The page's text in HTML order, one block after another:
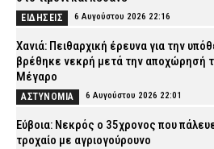
ΕΙΔΗΣΕΙΣ 6 Αυγούστου 2026 22:16
Χανιά: Πειθαρχική έρευνα για την
βρέθηκε νεκρή μετά την αποχώρησή
Μέγαρο
ΑΣΤΥΝΟΜΙΑ 6 Αυγούστου 2026 22:01
Εύβοια: Νεκρός ο 35χρονος που
τροχαίο με αγριογούρουνο